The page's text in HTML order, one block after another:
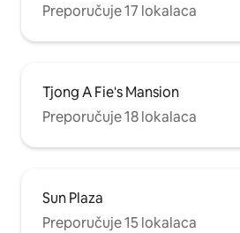
Preporučuje 17 lokalaca
Tjong A Fie's Mansion
Preporučuje 18 lokalaca
Sun Plaza
Preporučuje 15 lokalaca